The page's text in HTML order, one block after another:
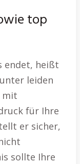
top
endet, heißt
leiden
mit
für Ihre
er sicher,
sollte Ihre